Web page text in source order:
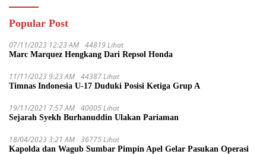
Popular Post
07/11/2023 12:23 AM 44819 Lihat
Marc Marquez Hengkang Dari Repsol Honda
11/11/2023 9:23 AM 44387 Lihat
Timnas Indonesia U-17 Duduki Posisi Ketiga Grup A
19/11/2021 7:57 AM 40005 Lihat
Sejarah Syekh Burhanuddin Ulakan Pariaman
18/04/2023 3:21 AM 36775 Lihat
Kapolda dan Wagub Sumbar Pimpin Apel Gelar Pasukan Operasi